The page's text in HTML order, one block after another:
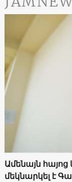
Ամենայն
մեկնարկել է